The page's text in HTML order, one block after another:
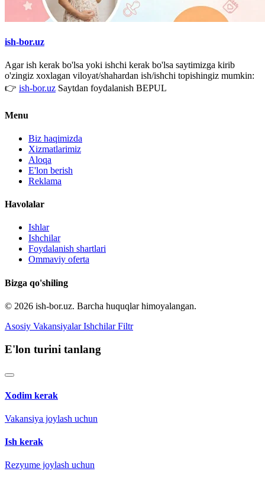
ish-bor.uz
Agar ish kerak bo'lsa yoki ishchi kerak bo'lsa saytimizga kirib
o'zingiz xoxlagan viloyat/shahardan ish/ishchi topishingiz mumkin:
👉 ish-bor.uz Saytdan foydalanish BEPUL
Menu
Biz haqimizda
Xizmatlarimiz
Aloqa
E'lon berish
Reklama
Havolalar
Ishlar
Ishchilar
Foydalanish shartlari
Ommaviy oferta
Bizga qo'shiling
© 2026 ish-bor.uz. Barcha huquqlar himoyalangan.
Asosiy Vakansiyalar Ishchilar Filtr
E'lon turini tanlang
Xodim kerak
Vakansiya joylash uchun
Ish kerak
Rezyume joylash uchun